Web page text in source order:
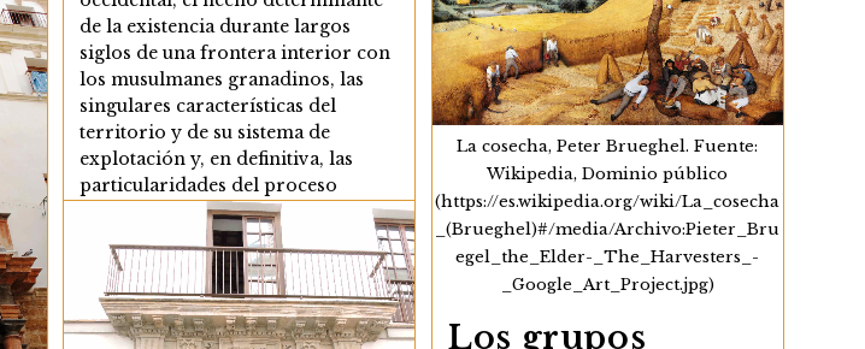
de la existencia durante largos
siglos de una frontera interior con
los musulmanes granadinos, las
singulares características del
territorio y de su sistema de
explotación y, en definitiva, las
particularidades del proceso
histórico protagonizado por la
región a fines de la Edad Media y
comienzos de la Moderna
determinaron un modelo de
poblamiento concentrado,
articulado a través de grandes
Continuar LeyendoLa
Red
Urbana
En
Andalucía
Occidental
La cosecha, Peter Brueghel. Fuente:
Wikipedia, Dominio público
(https://es.wikipedia.org/wiki/La_cosecha
_(Brueghel)#/media/Archivo:Pieter_Bru
egel_the_Elder-_The_Harvesters_-
_Google_Art_Project.jpg)
Los grupos